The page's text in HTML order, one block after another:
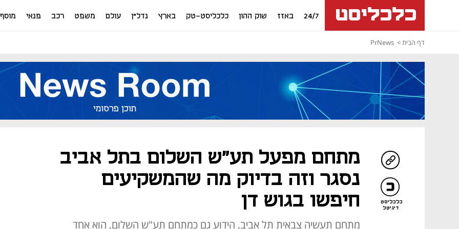
24/7 באזז שוק ההון כלכליסט-טק בארץ נדל"ן עולם משפט רכב פנאי מוסף
דף הבית PrNews
כלכליסט
דיגיטל
מתחם מפעל תע"ש השלום בתל אביב
נסגר וזה בדיוק מה שהמשקיעים
חיפשו בגוש דן
מתחם תעשיה צבאית תל אביב, הידוע גם כמתחם תע"ש השלום, הוא אחד